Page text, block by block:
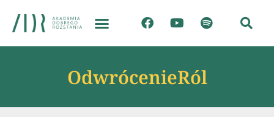
OdwrócenieRól